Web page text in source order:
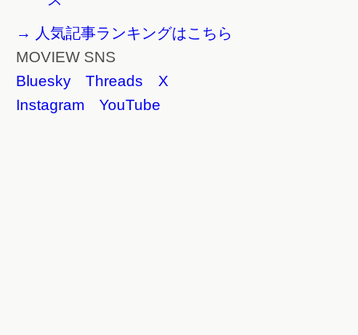
→ 人気記事ランキングはこちら
MOVIEW SNS
Bluesky
Threads
X
Instagram
YouTube